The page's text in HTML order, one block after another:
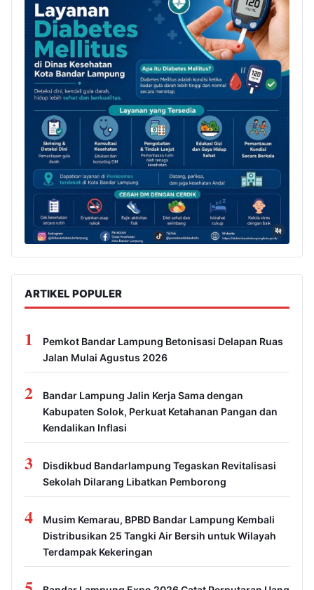
ARTIKEL POPULER
1
Pemkot Bandar Lampung Betonisasi Delapan Ruas
Jalan Mulai Agustus 2026
2
Bandar Lampung Jalin Kerja Sama dengan
Kabupaten Solok, Perkuat Ketahanan Pangan dan
Kendalikan Inflasi
3
Disdikbud Bandarlampung Tegaskan Revitalisasi
Sekolah Dilarang Libatkan Pemborong
4
Musim Kemarau, BPBD Bandar Lampung Kembali
Distribusikan 25 Tangki Air Bersih untuk Wilayah
Terdampak Kekeringan